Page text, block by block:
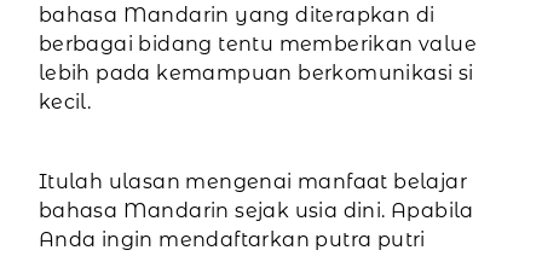
bahasa Mandarin yang diterapkan di
berbagai bidang tentu memberikan value
lebih pada kemampuan berkomunikasi si
kecil.
Itulah ulasan mengenai manfaat belajar
bahasa Mandarin sejak usia dini. Apabila
Anda ingin mendaftarkan putra putri